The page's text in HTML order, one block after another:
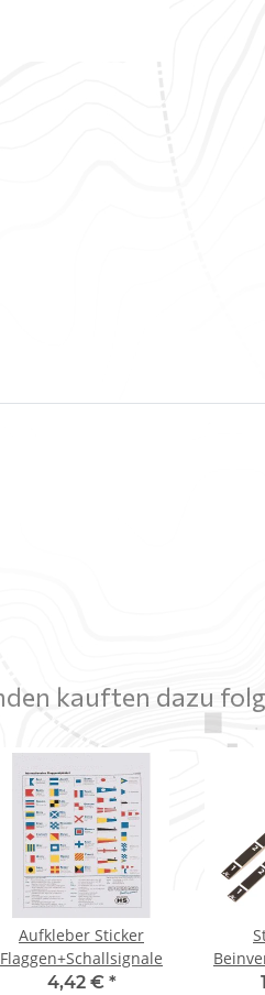
kauften dazu
Aufkleber Sticker
Flaggen+Schallsignale
4,42 € *